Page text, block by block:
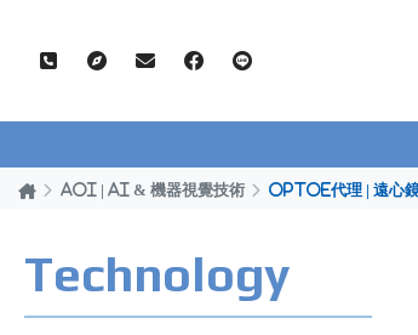
AOI | AI & 機器視覺技術 OPTOe代理 | 遠心
Technology